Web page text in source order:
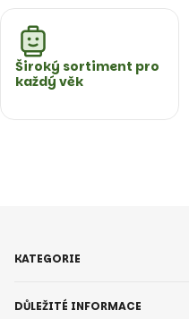
Široký sortiment pro
každý věk
KATEGORIE
DŮLEŽITÉ INFORMACE